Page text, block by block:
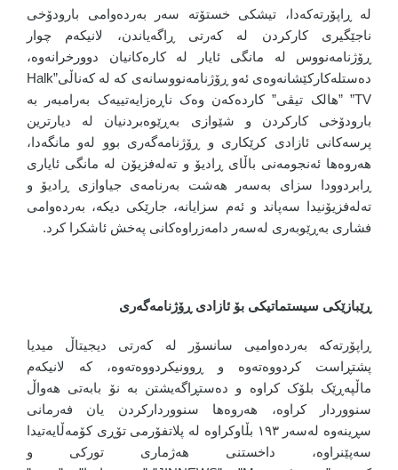
لە ڕاپۆرتەکەدا، تیشکی خستۆتە سەر بەردەوامی بارودۆخی
ناجێگیری کارکردن لە کەرتی ڕاگەیاندن، لانیکەم چوار
ڕۆژنامەنووس لە مانگی ئایار لە کارەکانیان دوورخرانەوە،
دەستلەکارکێشانەوەی ئەو ڕۆژنامەنووسانەی کە لە کەناڵی”Halk
TV” ”هالک تیڤی” کاردەکەن وەک ناڕەزایەتییەک بەرامبەر بە
بارودۆخی کارکردن و شێوازی بەڕێوەبردنیان لە دیارترین
پرسەکانی ئازادی کرێکاری و ڕۆژنامەگەری بوو لەو مانگەدا،
هەروەها ئەنجومەنی باڵای ڕادیۆ و تەلەفزیۆن لە مانگی ئایاری
ڕابردوودا سزای بەسەر هەشت بەرنامەی جیاوازی ڕادیۆ و
تەلەفزیۆنیدا سەپاند و ئەم سزایانە، جارێکی دیکە، بەردەوامی
فشاری بەڕێوبەری لەسەر دامەزراوەکانی پەخش ئاشکرا کرد.
ڕێبازێکی سیستماتیکی بۆ ئازادی ڕۆژنامەگەری
ڕاپۆرتەکە بەردەوامیی سانسۆر لە کەرتی دیجیتاڵ میدیا
پشتڕاست کردووەتەوە و ڕوونیکردووەتەوە، کە لانیکەم
ماڵپەڕێک بلۆک کراوە و دەستڕاگەیشتن بە نۆ بابەتی هەواڵ
سنووردار کراوە، هەروەها سنووردارکردن یان فەرمانی
سڕینەوە لەسەر ١٩٣ بڵاوکراوە لە پلاتفۆرمی تۆڕی کۆمەڵایەتیدا
سەپێنراوە، داخستنی هەژماری تورکی و